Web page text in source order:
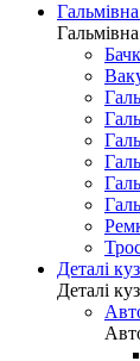
Деталі
Деталі